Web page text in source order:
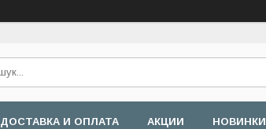
ДОСТАВКА И ОПЛАТА АКЦИИ НОВИНКИ